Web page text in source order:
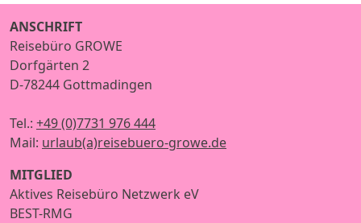
ANSCHRIFT
Reisebüro GROWE
Dorfgärten 2
D-78244 Gottmadingen
Tel.: +49 (0)7731 976 444
Mail: urlaub(a)reisebuero-growe.de
MITGLIED
Aktives Reisebüro Netzwerk eV
BEST-RMG